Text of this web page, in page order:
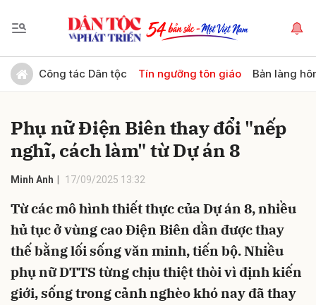
Công tác Dân tộc Tín ngưỡng tôn giáo Bản làng
Phụ nữ Điện Biên thay đổi "nếp
nghĩ, cách làm" từ Dự án 8
Minh Anh 17/09/2025 13:32
Từ các mô hình thiết thực của Dự án 8, nhiều
hủ tục ở vùng cao Điện Biên dần được thay
thế bằng lối sống văn minh, tiến bộ. Nhiều
phụ nữ DTTS từng chịu thiệt thòi vì định kiến
giới, sống trong cảnh nghèo khó nay đã thay
Gửi bình luận
Hủy Gửi